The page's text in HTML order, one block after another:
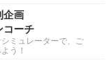
企画
コーチ
ミュレーターで、ご
う！